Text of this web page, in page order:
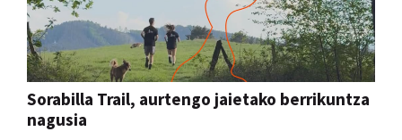
Sorabilla Trail, aurtengo jaietako berrikuntza
nagusia